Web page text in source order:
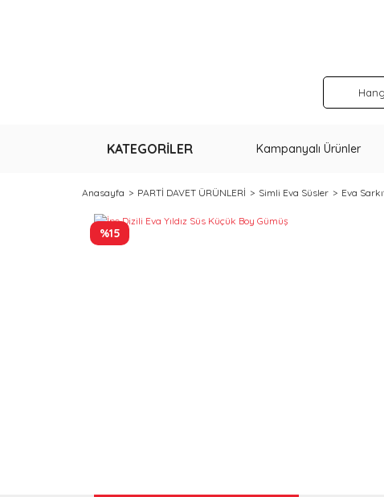
KATEGORİLER Kampanyalı Ürünler
Anasayfa PARTİ DAVET ÜRÜNLERİ Simli Eva Süsler Eva
%15